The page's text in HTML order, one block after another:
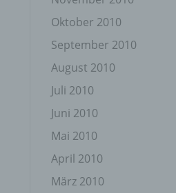
Oktober 2010
September 2010
August 2010
Juli 2010
Juni 2010
Mai 2010
April 2010
März 2010